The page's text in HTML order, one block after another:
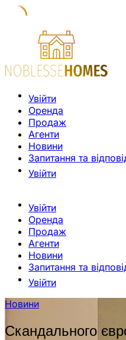
Увійти
Оренда
Продаж
Агенти
Новини
Запитання та
Увійти
Увійти
Оренда
Продаж
Агенти
Новини
Запитання та
Увійти
Новини
Скандального